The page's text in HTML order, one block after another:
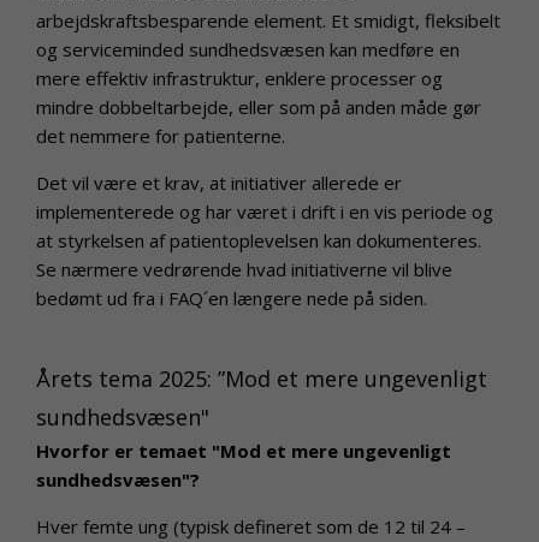
arbejdskraftsbesparende element. Et smidigt, fleksibelt
og serviceminded sundhedsvæsen kan medføre en
mere effektiv infrastruktur, enklere processer og
mindre dobbeltarbejde, eller som på anden måde gør
det nemmere for patienterne.
Det vil være et krav, at initiativer allerede er
implementerede og har været i drift i en vis periode og
at styrkelsen af patientoplevelsen kan dokumenteres.
Se nærmere vedrørende hvad initiativerne vil blive
bedømt ud fra i FAQ´en længere nede på siden.
Årets tema 2025: ”Mod et mere ungevenligt
sundhedsvæsen"
Hvorfor er temaet "Mod et mere ungevenligt
sundhedsvæsen"?
Hver femte ung (typisk defineret som de 12 til 24 –